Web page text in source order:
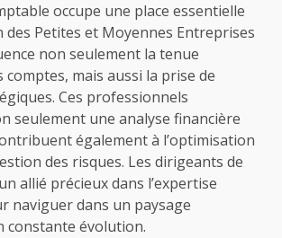
occupe une place essentielle
des Petites et Moyennes Entreprises
non seulement la tenue
mais aussi la prise de
Ces professionnels
seulement une analyse financière
également à l’optimisation
des risques. Les dirigeants de
allié précieux dans l’expertise
naviguer dans un paysage
constante évolution.